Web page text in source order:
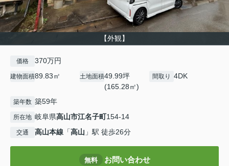
【外観】
価格 370万円
建物面積89.83㎡ 土地面積49.99坪
(165.28㎡)
間取り 4DK
築年数 築59年
所在地 岐阜県高山市江名子町154-14
交通 高山本線 「高山 」駅 徒歩26分
無料 お問い合わせ